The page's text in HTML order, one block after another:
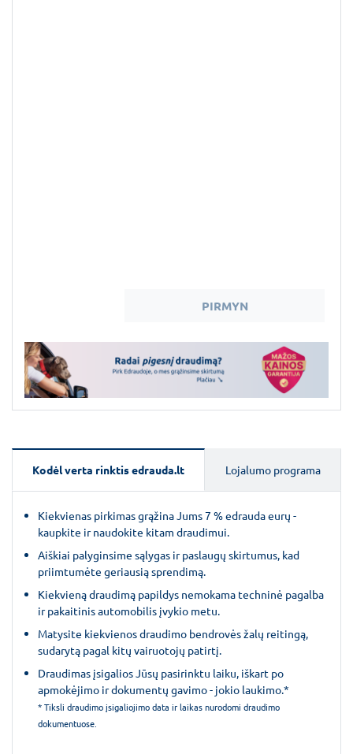
PIRMYN
Kodėl verta rinktis edrauda.lt Lojalumo programa
Kiekvienas pirkimas grąžina Jums 7 % edrauda eurų -
kaupkite ir naudokite kitam draudimui.
Aiškiai palyginsime sąlygas ir paslaugų skirtumus, kad
priimtumėte geriausią sprendimą.
Kiekvieną draudimą papildys nemokama techninė pagalba
ir pakaitinis automobilis įvykio metu.
Matysite kiekvienos draudimo bendrovės žalų reitingą,
sudarytą pagal kitų vairuotojų patirtį.
Draudimas įsigalios Jūsų pasirinktu laiku, iškart po
apmokėjimo ir dokumentų gavimo - jokio laukimo.*
* Tiksli draudimo įsigaliojimo data ir laikas nurodomi draudimo
dokumentuose.